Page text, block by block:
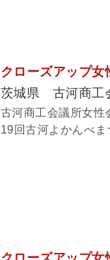
クローズアップ
茨城県 古河商工
古河商工会議所女性
19回古河よかんべま